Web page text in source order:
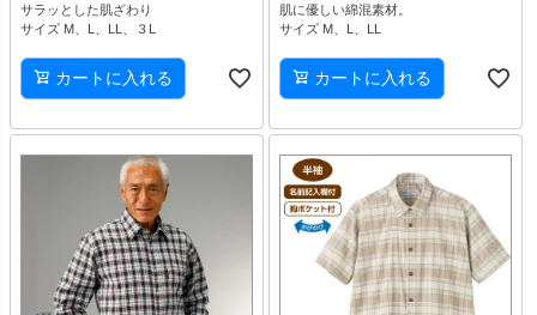
サラッとした肌ざわり
サイズ M、L、LL、３L
カートに入れる
肌に優しい綿混素材。
サイズ M、L、LL
カートに入れる